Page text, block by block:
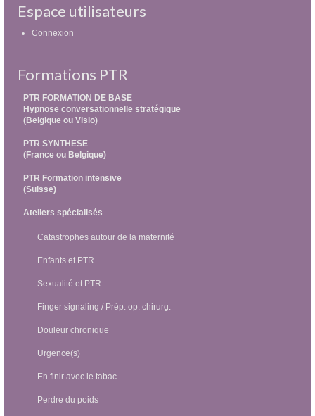
Espace utilisateurs
Connexion
Formations PTR
PTR FORMATION DE BASE
Hypnose conversationnelle stratégique
(Belgique ou Visio)
PTR SYNTHESE
(France ou Belgique)
PTR Formation intensive
(Suisse)
Ateliers spécialisés
Catastrophes autour de la maternité
Enfants et PTR
Sexualité et PTR
Finger signaling / Prép. op. chirurg.
Douleur chronique
Urgence(s)
En finir avec le tabac
Perdre du poids